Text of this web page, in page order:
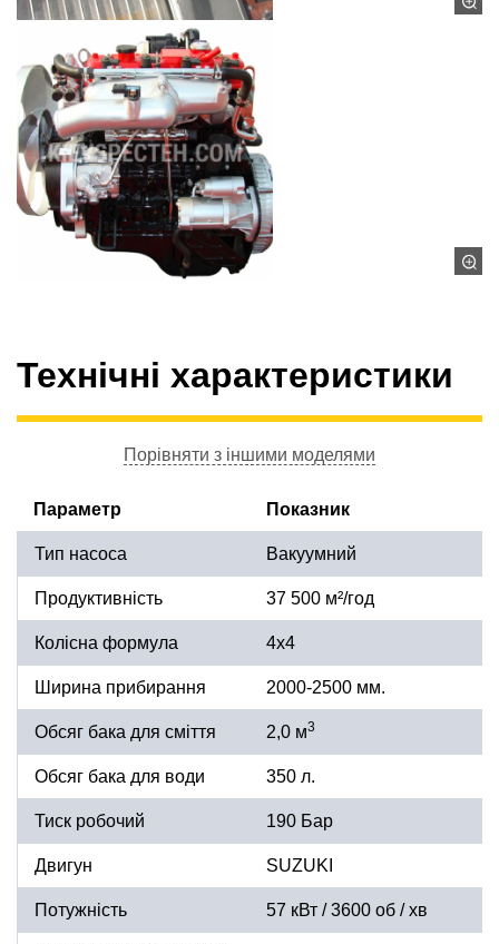
Технічні характеристики
Порівняти з іншими моделями
Параметр Показник
Тип насоса Вакуумний
Продуктивність 37 500 м²/год
Колісна формула 4х4
Ширина прибирання 2000-2500 мм.
Обсяг бака для сміття 2,0 м3
Обсяг бака для води 350 л.
Тиск робочий 190 Бар
Двигун SUZUKI
Потужність 57 кВт / 3600 об / хв